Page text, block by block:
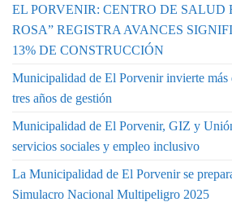
EL PORVENIR: CENTRO DE SALUD
ROSA” REGISTRA AVANCES
13% DE CONSTRUCCIÓN
Municipalidad de El Porvenir invierte más
tres años de gestión
Municipalidad de El Porvenir, GIZ y
servicios sociales y empleo inclusivo
La Municipalidad de El Porvenir se
Simulacro Nacional Multipeligro 2025